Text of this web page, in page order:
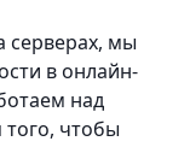
серверах, мы
в онлайн-
над
чтобы